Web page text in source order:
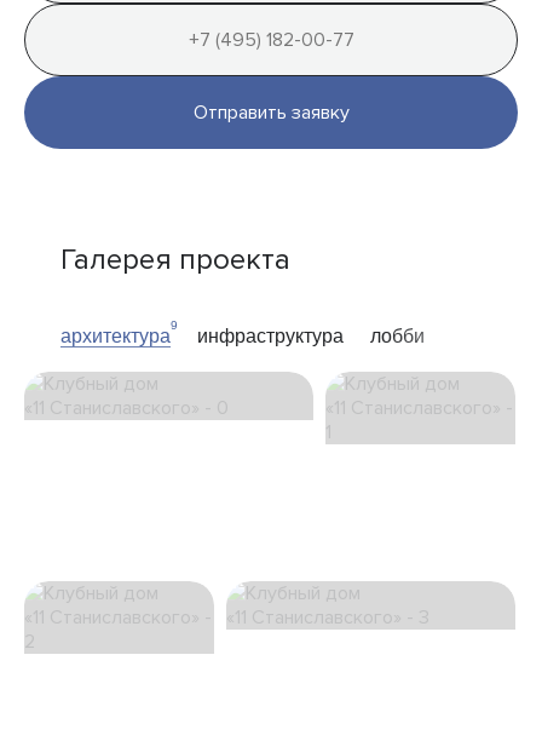
Отправить заявку
Галерея проекта
архитектура
9
инфраструктура лобби